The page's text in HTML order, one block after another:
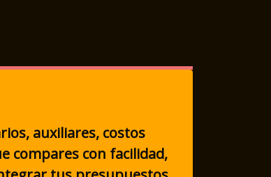
auxiliares, costos
compares con facilidad,